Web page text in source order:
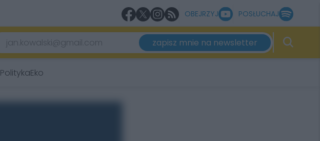
OBEJRZYJ POSŁUCHAJ
zapisz mnie na newsletter
PolitykaEko